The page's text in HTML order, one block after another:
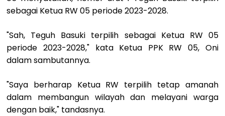
sebagai Ketua RW 05 periode 2023-2028.
"Sah, Teguh Basuki terpilih sebagai Ketua RW 05
periode 2023-2028," kata Ketua PPK RW 05, Oni
dalam sambutannya.
"Saya berharap Ketua RW terpilih tetap amanah
dalam membangun wilayah dan melayani warga
dengan baik," tandasnya.